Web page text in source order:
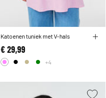
Katoenen tuniek met V-hals
€ 29,99
+4